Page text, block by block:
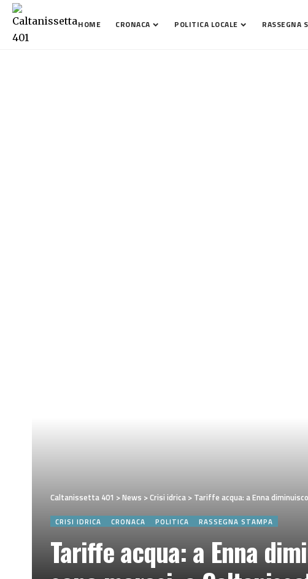
HOME CRONACA POLITICA LOCALE RASSEGNA
Caltanissetta 401 >News >Crisi idrica > Tariffe acqua: a Enna
CRISI IDRICA CRONACA POLITICA RASSEGNA STAMPA
Tariffe acqua: a Enna